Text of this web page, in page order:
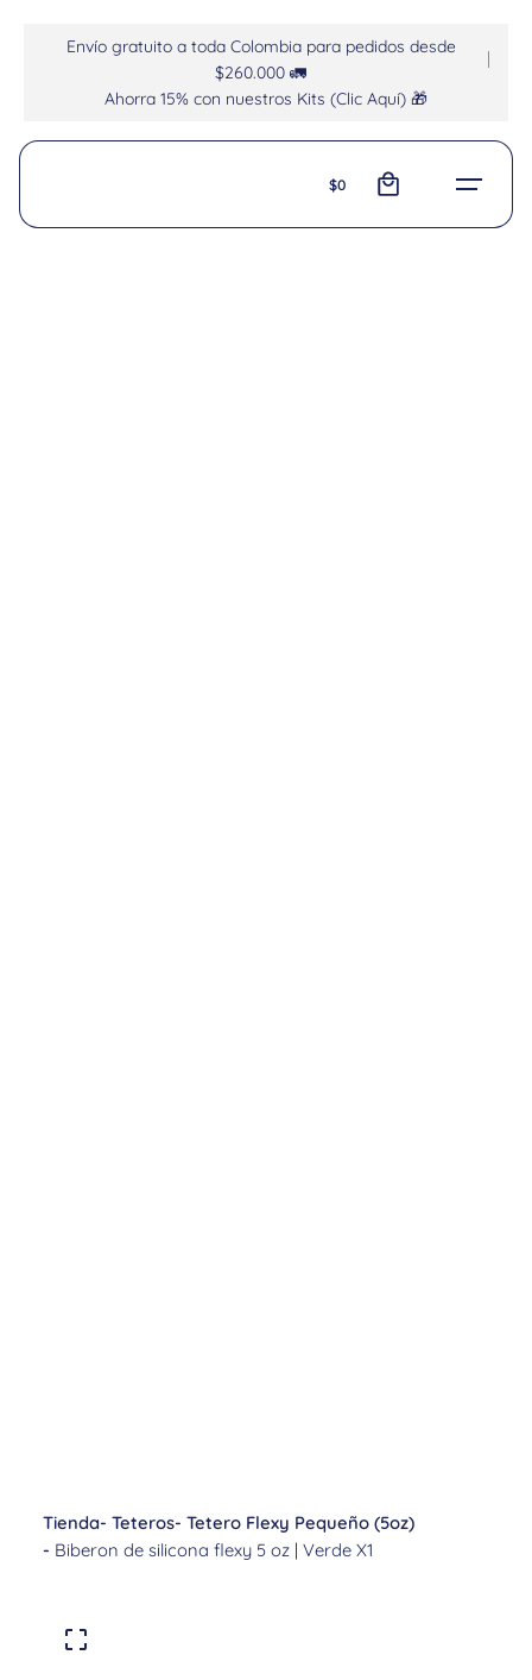
Envío gratuito a toda Colombia para pedidos desde
$260.000 🚛
Ahorra 15% con nuestros Kits (Clic Aquí) 🎁
$0
Tienda- Teteros- Tetero Flexy Pequeño (5oz)
- Biberon de silicona flexy 5 oz | Verde X1